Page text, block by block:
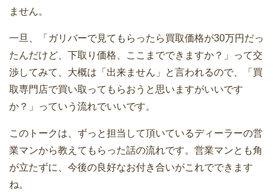
ません。
一旦、「ガリバーで見てもらったら買取価格が30万円だっ
たんだけど、下取り価格、ここまでできますか？」って交
渉してみて、大概は「出来ません」と言われるので、「買
取専門店で買い取ってもらおうと思いますがいいです
か？」っていう流れでいいです。
このトークは、ずっと担当して頂いているディーラーの営
業マンから教えてもらった話の流れです。営業マンとも角
が立たずに、今後の良好なお付き合いがこれでできます
ね。